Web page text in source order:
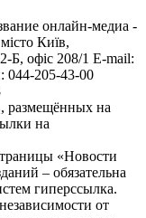
онлайн-медиа -
Київ,
офіс 208/1 E-mail:
044-205-43-00
размещённых на
на
«Новости
– обязательна
гиперссылка.
от